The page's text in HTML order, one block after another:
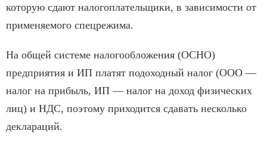
которую сдают налогоплательщики, в зависимости от
применяемого спецрежима.
На общей системе налогообложения (ОСНО)
предприятия и ИП платят подоходный налог (ООО —
налог на прибыль, ИП — налог на доход физических
лиц) и НДС, поэтому приходится сдавать несколько
деклараций.